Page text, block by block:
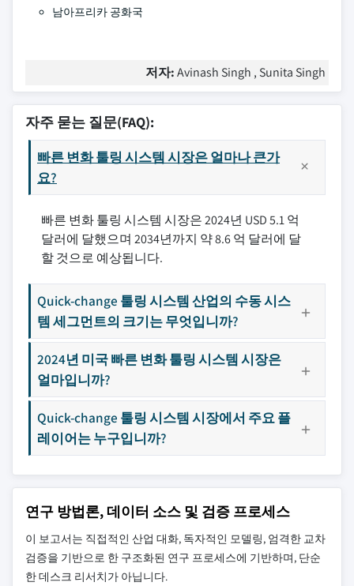
남아프리카 공화국
저자:Avinash Singh , Sunita Singh
자주 묻는 질문(FAQ):
빠른 변화 툴링 시스템 시장은 얼마나 큰가
요?
빠른 변화 툴링 시스템 시장은 2024년 USD 5.1 억
달러에 달했으며 2034년까지 약 8.6 억 달러에 달
할 것으로 예상됩니다.
Quick-change 툴링 시스템 산업의 수동 시스
템 세그먼트의 크기는 무엇입니까?
2024년 미국 빠른 변화 툴링 시스템 시장은
얼마입니까?
Quick-change 툴링 시스템 시장에서 주요 플
레이어는 누구입니까?
연구 방법론, 데이터 소스 및 검증 프로세스
이 보고서는 직접적인 산업 대화, 독자적인 모델링, 엄격한 교차
검증을 기반으로 한 구조화된 연구 프로세스에 기반하며, 단순
한 데스크 리서치가 아닙니다.